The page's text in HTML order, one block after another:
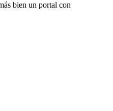
bien un portal con